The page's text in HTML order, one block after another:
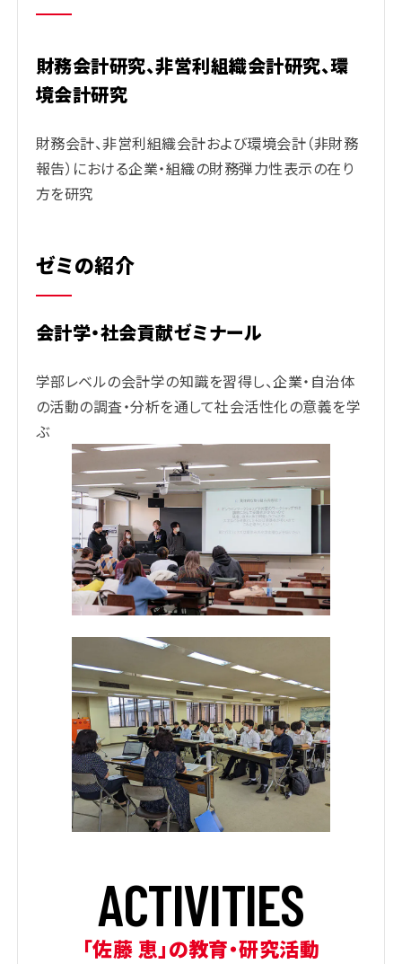
財務会計研究、非営利組織会計研究、環
境会計研究
財務会計、非営利組織会計および環境会計（非財務
報告）における企業・組織の財務弾力性表示の在り
方を研究
ゼミの紹介
会計学・社会貢献ゼミナール
学部レベルの会計学の知識を習得し、企業・自治体
の活動の調査・分析を通して社会活性化の意義を学
ぶ
ACTIVITIES
「佐藤 恵」の教育・研究活動